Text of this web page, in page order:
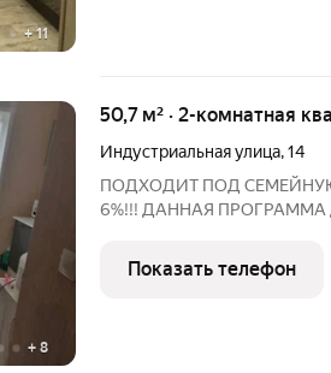
+11
+ 8
50,7 м² · 2-комнатная
Индустриальная улица,14
ПОДХОДИТ ПОД
6%!!! ДАННАЯ
новом кирпичном доме,
ремонтом от застройщика, с
Показать телефон